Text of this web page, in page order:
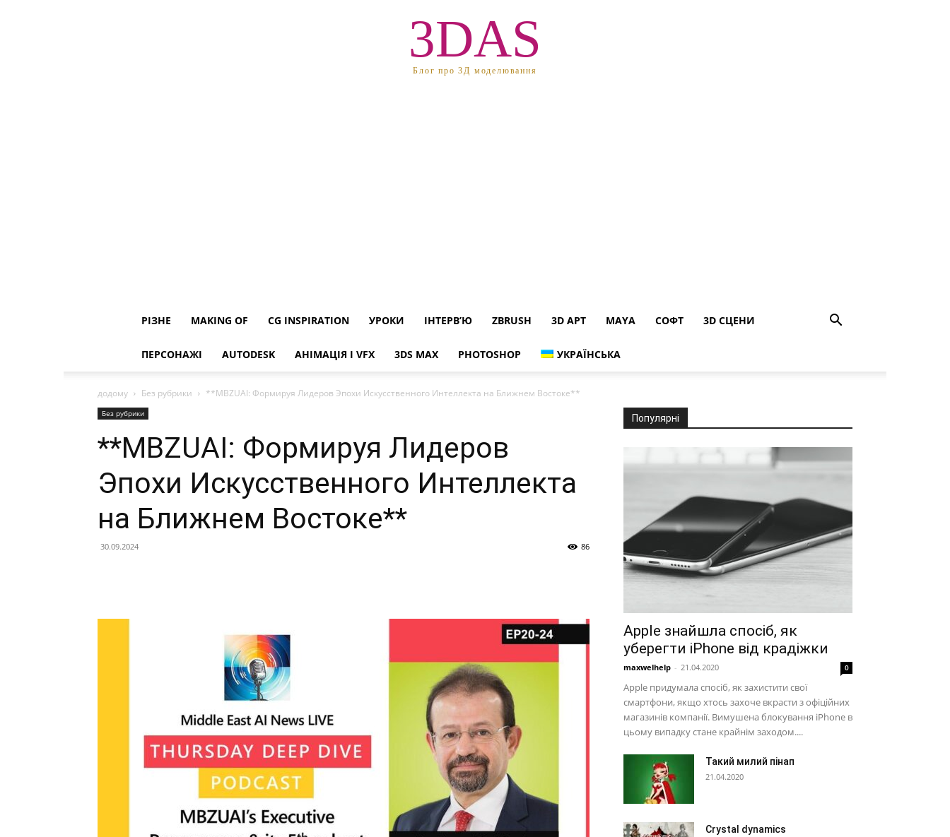
3DAS
Блог про 3Д моделювання
РІЗНЕ MAKING OF CG INSPIRATION УРОКИ ІНТЕРВ’Ю ZBRUSH 3D АРТ MAYA СОФТ 3D СЦЕНИ
ПЕРСОНАЖІ AUTODESK АНІМАЦІЯ І VFX 3DS MAX PHOTOSHOP УКРАЇНСЬКА
додому Без рубрики **MBZUAI: Формируя Лидеров Эпохи Искусственного Интеллекта на Ближнем Востоке**
Без рубрики
**MBZUAI: Формируя Лидеров
Эпохи Искусственного Интеллекта
на Ближнем Востоке**
30.09.2024 86
Популярні
Apple знайшла спосіб, як
уберегти iPhone від крадіжки
maxwelhelp - 21.04.2020 0
Apple придумала спосіб, як захистити свої
смартфони, якщо хтось захоче вкрасти з офіційних
магазинів компанії. Вимушена блокування iPhone в
цьому випадку стане крайнім заходом....
Такий милий пінап
21.04.2020
Crystal dynamics